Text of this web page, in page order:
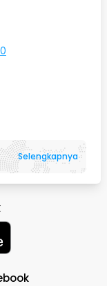
Selengkapnya